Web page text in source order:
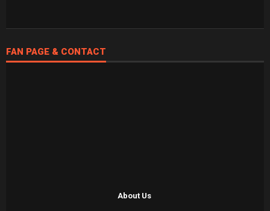
FAN PAGE & CONTACT
About Us